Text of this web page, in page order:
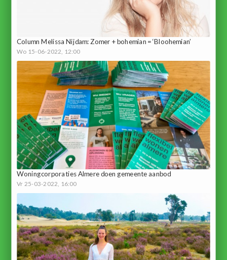
Column Melissa Nijdam: Zomer + bohemian = ‘Bloohemian’
Wo 15-06-2022, 12:00
Woningcorporaties Almere doen gemeente aanbod
Vr 25-03-2022, 16:00